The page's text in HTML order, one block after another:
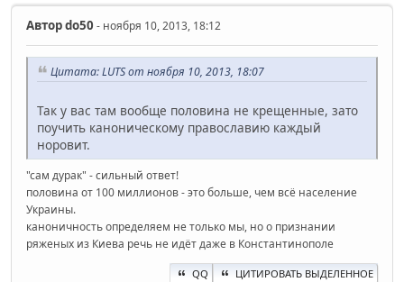
Авторdo50 - ноября 10, 2013, 18:12
Цитата: LUTS от ноября 10, 2013, 18:07
Так у вас там вообще половина не крещенные, зато
поучить каноническому православию каждый
норовит.
"сам дурак" - сильный ответ!
половина от 100 миллионов - это больше, чем всё население
Украины.
каноничность определяем не только мы, но о признании
ряженых из Киева речь не идёт даже в Константинополе
QQ ЦИТИРОВАТЬ ВЫДЕЛЕННОЕ